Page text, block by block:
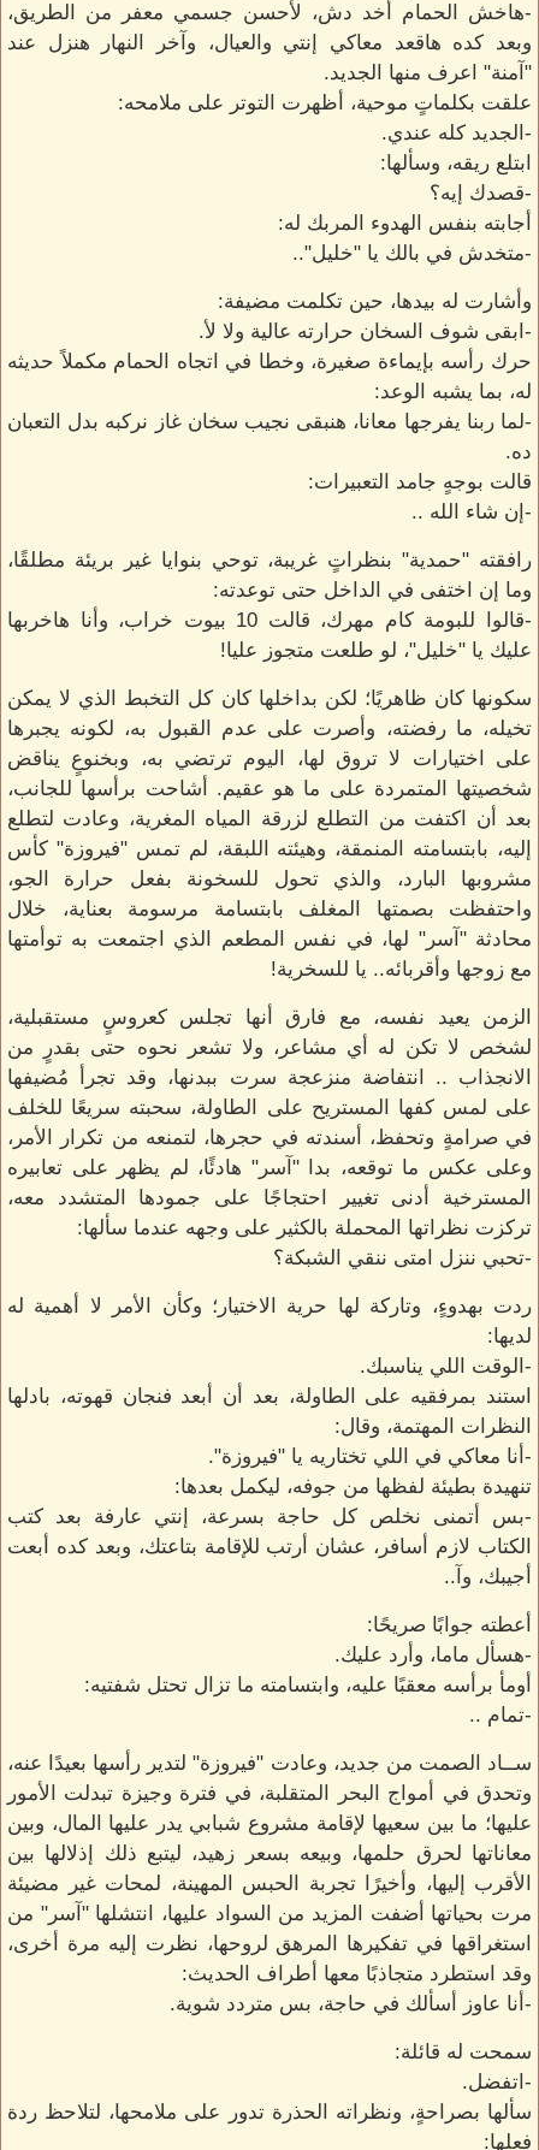
-هاخش الحمام أخد دش، لأحسن جسمي معفر من الطريق،
وبعد كده هاقعد معاكي إنتي والعيال، وآخر النهار هنزل عند
"آمنة" اعرف منها الجديد.
علقت بكلماتٍ موحية، أظهرت التوتر على ملامحه:
-الجديد كله عندي.
ابتلع ريقه، وسألها:
-قصدك إيه؟
أجابته بنفس الهدوء المربك له:
-متخدش في بالك يا "خليل"..
وأشارت له بيدها، حين تكلمت مضيفة:
-ابقى شوف السخان حرارته عالية ولا لأ.
حرك رأسه بإيماءة صغيرة، وخطا في اتجاه الحمام مكملاً حديثه
له، بما يشبه الوعد:
-لما ربنا يفرجها معانا، هنبقى نجيب سخان غاز نركبه بدل التعبان
ده.
قالت بوجهٍ جامد التعبيرات:
-إن شاء الله ..
رافقته "حمدية" بنظراتٍ غريبة، توحي بنوايا غير بريئة مطلقًا،
وما إن اختفى في الداخل حتى توعدته:
-قالوا للبومة كام مهرك، قالت 10 بيوت خراب، وأنا هاخربها
عليك يا "خليل"، لو طلعت متجوز عليا!
سكونها كان ظاهريًا؛ لكن بداخلها كان كل التخبط الذي لا يمكن
تخيله، ما رفضته، وأصرت على عدم القبول به، لكونه يجبرها
على اختيارات لا تروق لها، اليوم ترتضي به، وبخنوعٍ يناقض
شخصيتها المتمردة على ما هو عقيم. أشاحت برأسها للجانب،
بعد أن اكتفت من التطلع لزرقة المياه المغرية، وعادت لتطلع
إليه، بابتسامته المنمقة، وهيئته اللبقة، لم تمس "فيروزة" كأس
مشروبها البارد، والذي تحول للسخونة بفعل حرارة الجو،
واحتفظت بصمتها المغلف بابتسامة مرسومة بعناية، خلال
محادثة "آسر" لها، في نفس المطعم الذي اجتمعت به توأمتها
مع زوجها وأقربائه.. يا للسخرية!
الزمن يعيد نفسه، مع فارق أنها تجلس كعروسٍ مستقبلية،
لشخص لا تكن له أي مشاعر، ولا تشعر نحوه حتى بقدرٍ من
الانجذاب .. انتفاضة منزعجة سرت ببدنها، وقد تجرأ مُضيفها
على لمس كفها المستريح على الطاولة، سحبته سريعًا للخلف
في صرامةٍ وتحفظ، أسندته في حجرها، لتمنعه من تكرار الأمر،
وعلى عكس ما توقعه، بدا "آسر" هادئًا، لم يظهر على تعابيره
المسترخية أدنى تغيير احتجاجًا على جمودها المتشدد معه،
تركزت نظراتها المحملة بالكثير على وجهه عندما سألها:
-تحبي ننزل امتى ننقي الشبكة؟
ردت بهدوءٍ، وتاركة لها حرية الاختيار؛ وكأن الأمر لا أهمية له
لديها:
-الوقت اللي يناسبك.
استند بمرفقيه على الطاولة، بعد أن أبعد فنجان قهوته، بادلها
النظرات المهتمة، وقال:
-أنا معاكي في اللي تختاريه يا "فيروزة".
تنهيدة بطيئة لفظها من جوفه، ليكمل بعدها:
-بس أتمنى نخلص كل حاجة بسرعة، إنتي عارفة بعد كتب
الكتاب لازم أسافر، عشان أرتب للإقامة بتاعتك، وبعد كده أبعت
أجيبك، وآ..
أعطته جوابًا صريحًا:
-هسأل ماما، وأرد عليك.
أومأ برأسه معقبًا عليه، وابتسامته ما تزال تحتل شفتيه:
-تمام ..
ســاد الصمت من جديد، وعادت "فيروزة" لتدير رأسها بعيدًا عنه،
وتحدق في أمواج البحر المتقلبة، في فترة وجيزة تبدلت الأمور
عليها؛ ما بين سعيها لإقامة مشروع شبابي يدر عليها المال، وبين
معاناتها لحرق حلمها، وبيعه بسعر زهيد، ليتبع ذلك إذلالها بين
الأقرب إليها، وأخيرًا تجربة الحبس المهينة، لمحات غير مضيئة
مرت بحياتها أضفت المزيد من السواد عليها، انتشلها "آسر" من
استغراقها في تفكيرها المرهق لروحها، نظرت إليه مرة أخرى،
وقد استطرد متجاذبًا معها أطراف الحديث:
-أنا عاوز أسألك في حاجة، بس متردد شوية.
سمحت له قائلة:
-اتفضل.
سألها بصراحةٍ، ونظراته الحذرة تدور على ملامحها، لتلاحظ ردة
فعلها: